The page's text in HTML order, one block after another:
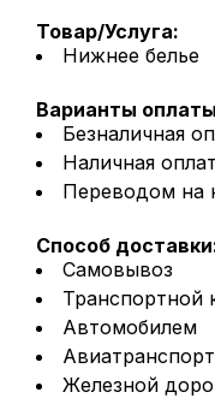
Товар/Услуга:
Нижнее белье
Варианты
Безналичная
Наличная
Переводом на
Способ
Самовывоз
Транспортной
Автомобилем
Железной